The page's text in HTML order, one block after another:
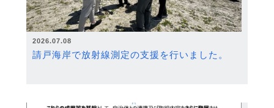
2026.07.08
請戸海岸で放射線測定の支援を行いました。